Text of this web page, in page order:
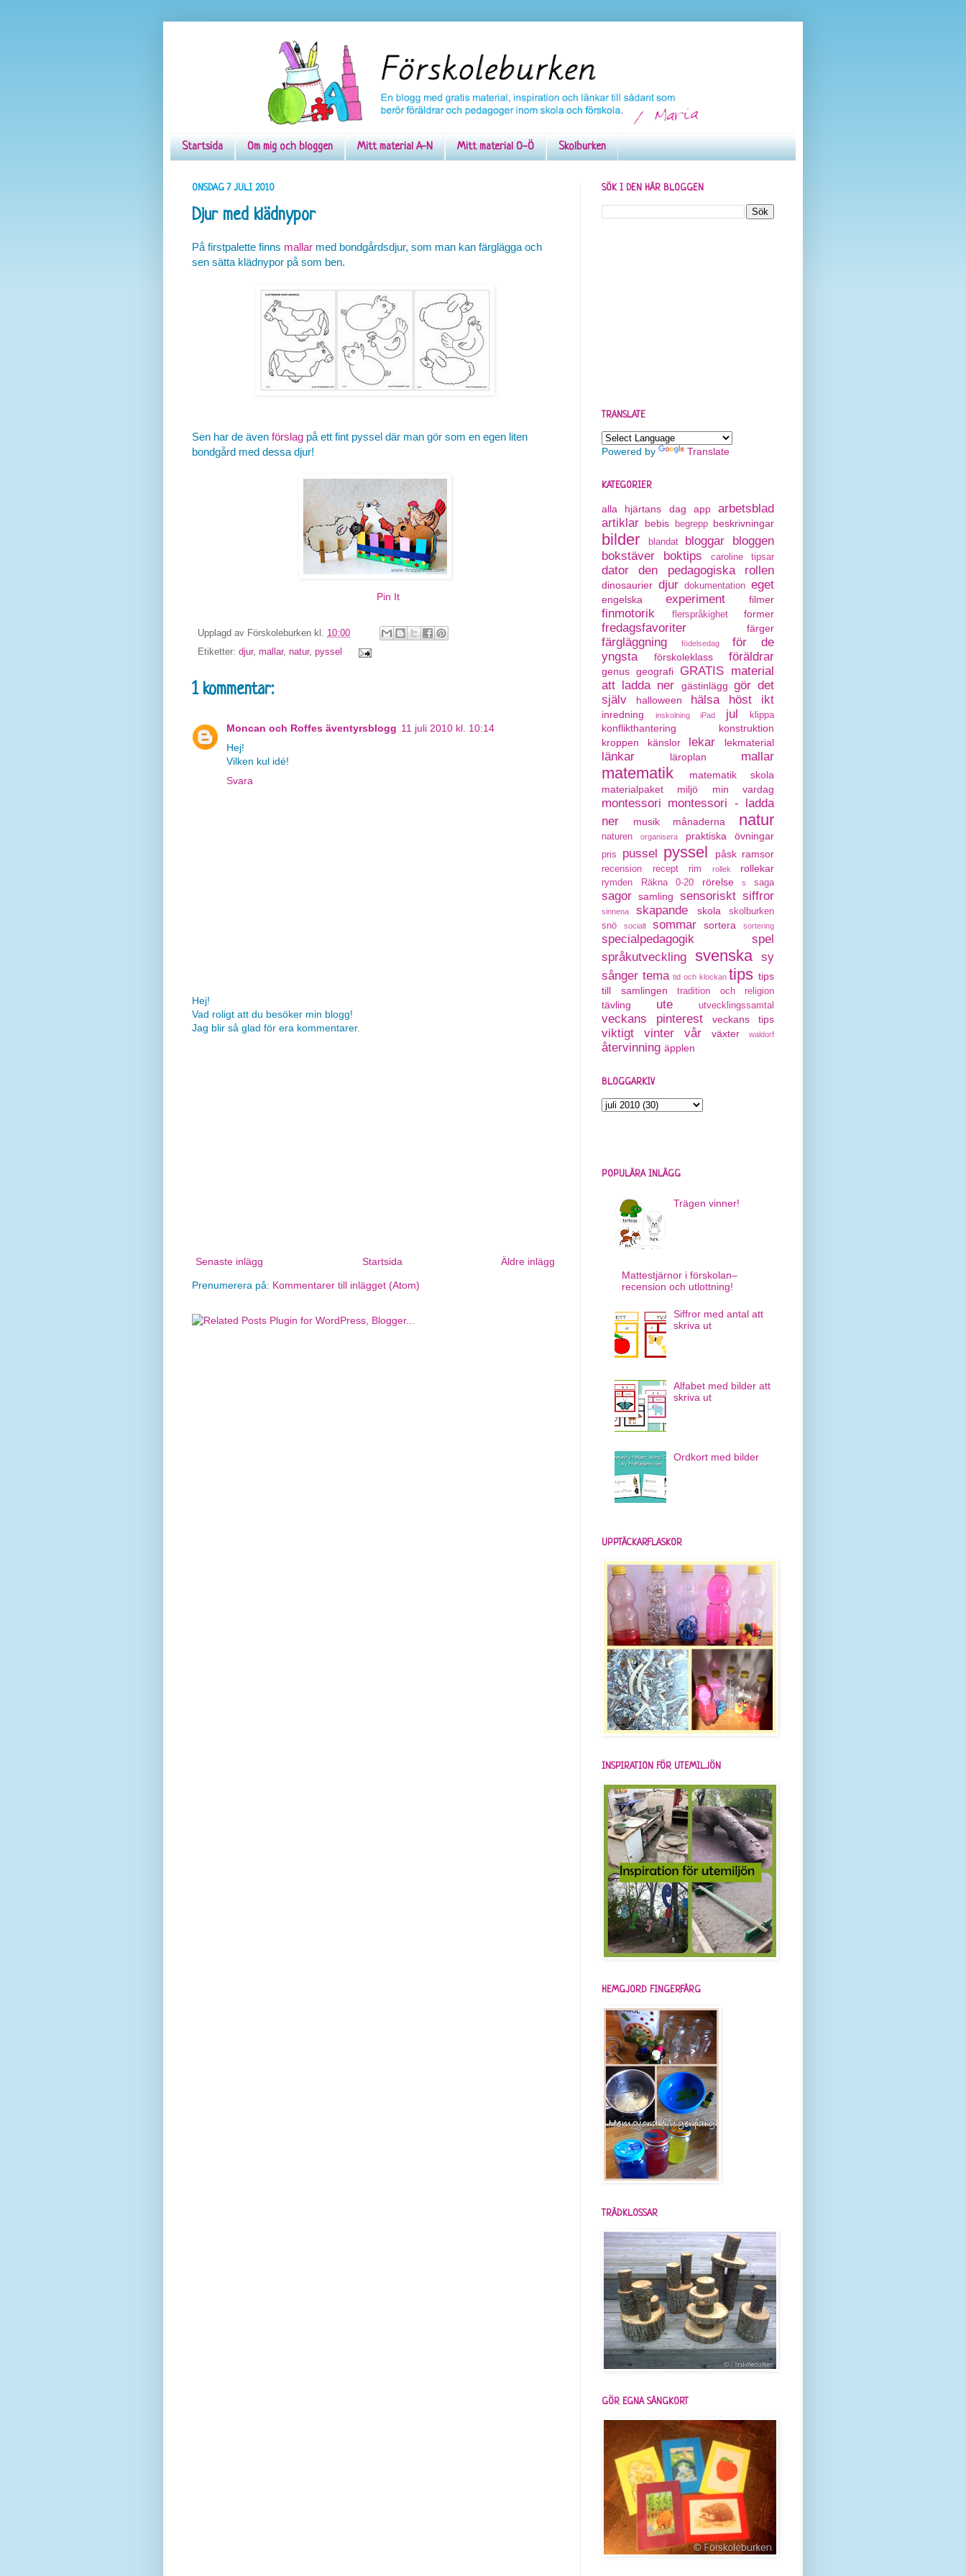
Startsida Om mig och bloggen Mitt material A-N Mitt material O-Ö Skolburken
ONSDAG 7 JULI 2010
Djur med klädnypor
På firstpalette finns mallar med bondgårdsdjur, som man kan färglägga och
sen sätta klädnypor på som ben.
Sen har de även förslag på ett fint pyssel där man gör som en egen liten
bondgård med dessa djur!
Pin It
Upplagd av Förskoleburken kl. 10:00
Etiketter: djur, mallar, natur, pyssel
1 kommentar:
Moncan och Roffes äventyrsblogg 11 juli 2010 kl. 10:14
Hej!
Vilken kul idé!
Svara
Hej!
Vad roligt att du besöker min blogg!
Jag blir så glad för era kommentarer.
Senaste inlägg Äldre inlägg
Startsida
Prenumerera på: Kommentarer till inlägget (Atom)
SÖK I DEN HÄR BLOGGEN
TRANSLATE
Powered by Translate
KATEGORIER
alla hjärtans dag app
arbetsblad
artiklar bebis begrepp beskrivningar
bilder blandat bloggar
bloggen
bokstäver
boktips caroline tipsar
dator den pedagogiska rollen
dinosaurier djur dokumentation eget
engelska experiment filmer
finmotorik flerspråkighet former
fredagsfavoriter färger
färgläggning födelsedag
för de
yngsta
förskoleklass föräldrar
genus geografi GRATIS material
att ladda ner
gästinlägg gör det
själv
halloween hälsa höst ikt
inredning inskolning iPad jul klippa
konflikthantering
konstruktion
kroppen
känslor lekar lekmaterial
länkar läroplan mallar
matematik
matematik skola
materialpaket
miljö min vardag
montessori montessori - ladda
ner
musik månaderna natur
naturen organisera praktiska övningar
pris pussel pyssel påsk ramsor
recension recept rim rollek rollekar
rymden Räkna 0-20 rörelse s saga
sagor samling sensoriskt siffror
sinnena skapande skola
skolburken
snö
socialt sommar sortera sortering
specialpedagogik
spel
språkutveckling
svenska
sy
sånger tema tid och klockan tips tips
till samlingen
tradition och religion
tävling ute utvecklingssamtal
veckans pinterest veckans tips
viktigt vinter vår växter waldorf
återvinning äpplen
BLOGGARKIV
POPULÄRA INLÄGG
Trägen vinner!
Mattestjärnor i förskolan–
recension och utlottning!
Siffror med antal att
skriva ut
Alfabet med bilder att
skriva ut
Ordkort med bilder
UPPTÄCKARFLASKOR
INSPIRATION FÖR UTEMILJÖN
HEMGJORD FINGERFÄRG
TRÄDKLOSSAR
GÖR EGNA SÅNGKORT